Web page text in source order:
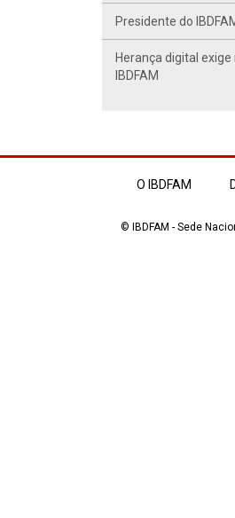
Presidente do
Herança digital
IBDFAM
O IBDFAM
© IBDFAM - Sede